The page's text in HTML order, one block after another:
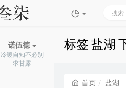
诺伍德
冷暖自知不必别
求甘露
标签 盐湖
首页 盐湖